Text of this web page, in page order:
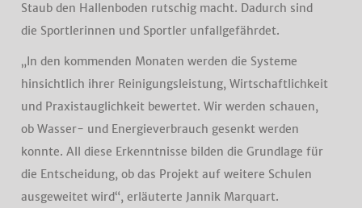
Staub den Hallenboden rutschig macht. Dadurch sind
die Sportlerinnen und Sportler unfallgefährdet.
„In den kommenden Monaten werden die Systeme
hinsichtlich ihrer Reinigungsleistung, Wirtschaftlichkeit
und Praxistauglichkeit bewertet. Wir werden schauen,
ob Wasser- und Energieverbrauch gesenkt werden
konnte. All diese Erkenntnisse bilden die Grundlage für
die Entscheidung, ob das Projekt auf weitere Schulen
ausgeweitet wird“, erläuterte Jannik Marquart.